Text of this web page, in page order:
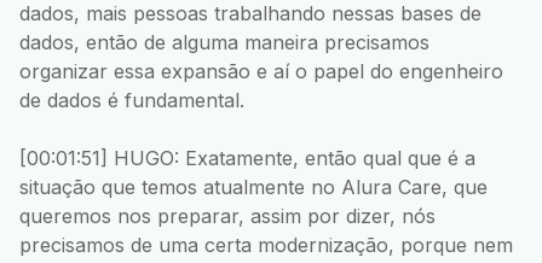
dados, mais pessoas trabalhando nessas bases de
dados, então de alguma maneira precisamos
organizar essa expansão e aí o papel do engenheiro
de dados é fundamental.
[00:01:51] HUGO: Exatamente, então qual que é a
situação que temos atualmente no Alura Care, que
queremos nos preparar, assim por dizer, nós
precisamos de uma certa modernização, porque nem